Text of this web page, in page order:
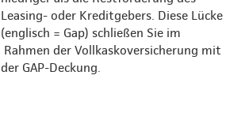
Leasing- oder Kreditgebers. Diese Lücke
(englisch = Gap) schließen Sie im
Rahmen der Vollkaskoversicherung mit
der GAP-Deckung.